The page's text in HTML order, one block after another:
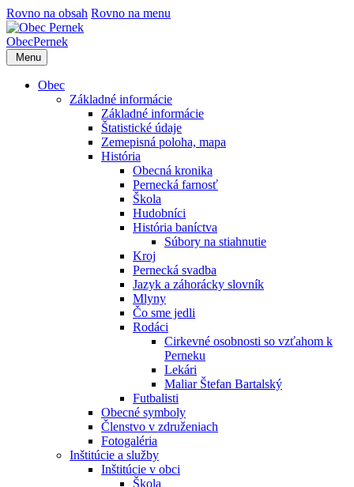
Rovno na obsah Rovno na menu
ObecPernek
Menu
Obec
Základné informácie
Základné informácie
Štatistické údaje
Zemepisná poloha, mapa
História
Obecná kronika
Pernecká farnosť
Škola
Hudobníci
História baníctva
Súbory na stiahnutie
Kroj
Pernecká svadba
Jazyk a záhorácky slovník
Mlyny
Čo sme jedli
Rodáci
Cirkevné osobnosti so vzťahom k
Perneku
Lekári
Maliar Štefan Bartalský
Futbalisti
Obecné symboly
Členstvo v združeniach
Fotogaléria
Inštitúcie a služby
Inštitúcie v obci
Škola